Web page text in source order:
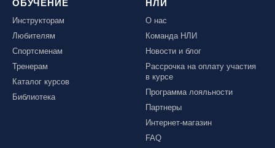
ОБУЧЕНИЕ
Инструкторам
Любителям
Спортсменам
Тренерам
Каталог курсов
Библиотека
НЛИ
О нас
Команда НЛИ
Новости и блог
Рассрочка на оплату участия
в курсе
Программа лояльности
Партнеры
Интернет-магазин
FAQ